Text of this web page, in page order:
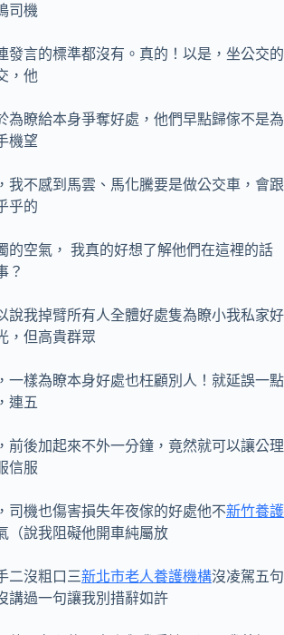
司機
言的標準都沒有。真的！以是，坐公交的
，他
瞭給本身爭奪好處，他們早點歸傢不是為
機望
不感到馬雲、馬化騰要是做公交車，會跟
乎的
空氣， 我真的好想了解他們在這裡的話
？
我掉臂所有人全體好處隻為瞭小我私家好
，但高貴群眾
樣為瞭本身好處也枉顧別人！就延誤一點
連五
後加起來不外一分鐘，竟然就可以讓公理
信服
機也傷害損失年夜傢的好處他不新竹養護
（說我阻礙他開車純屬放
沒粗口三新北市老人養護機構沒凌駕五句
講過一句讓我別措辭如許